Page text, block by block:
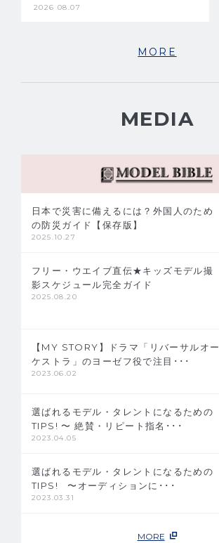
2026 08.07
MORE
MEDIA
日本で災害に備えるには？外国人のため
の防災ガイド【保存版】
2025.10.27
フリー・ウエイブ直伝★キッズモデル撮
影スケジュール完全ガイド
2025.08.20
【MY STORY】ドラマ「リバーサルオー
ケストラ」のヨーゼフ役で注目･･･
2023.06.02
選ばれるモデル・タレントになるための
TIPS! 〜 絶賛・リピート指名･･･
2023.04.05
選ばれるモデル・タレントになるための
TIPS!   〜オーディションに･･･
2023.03.31
MORE